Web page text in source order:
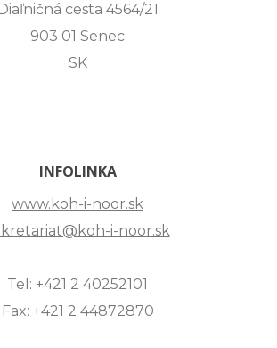
cesta 4564/21
903 01 Senec
SK
INFOLINKA
www.koh-i-noor.sk
i-noor.sk
Tel: +421 2 40252101
Fax: +421 2 44872870